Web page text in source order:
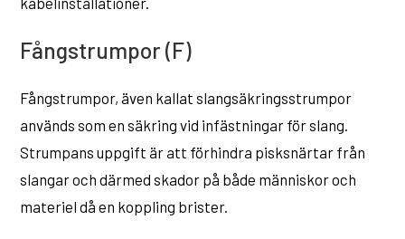
Fångstrumpor (F)
Fångstrumpor, även kallat slangsäkringsstrumpor
används som en säkring vid infästningar för slang.
Strumpans uppgift är att förhindra pisksnärtar från
slangar och därmed skador på både människor och
materiel då en koppling brister.